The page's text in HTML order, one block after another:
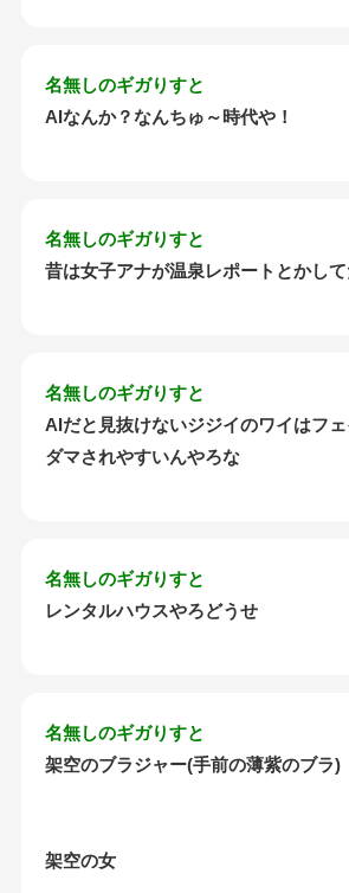
名無しのギガりすと
AIなんか？なんちゅ～時代や！
名無しのギガりすと
昔は女子アナが温泉レポートとかし
名無しのギガりすと
AIだと見抜けないジジイのワイはフ
ダマされやすいんやろな
名無しのギガりすと
レンタルハウスやろどうせ
名無しのギガりすと
架空のブラジャー(手前の薄紫のブラ)
架空の女